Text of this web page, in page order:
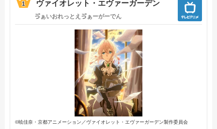
1 ヴァイオレット・エヴァーガーデン
ゔぁいおれっとえゔぁーがーでん
©暁佳奈・京都アニメーション／ヴァイオレット・エヴァーガーデン製作委員会